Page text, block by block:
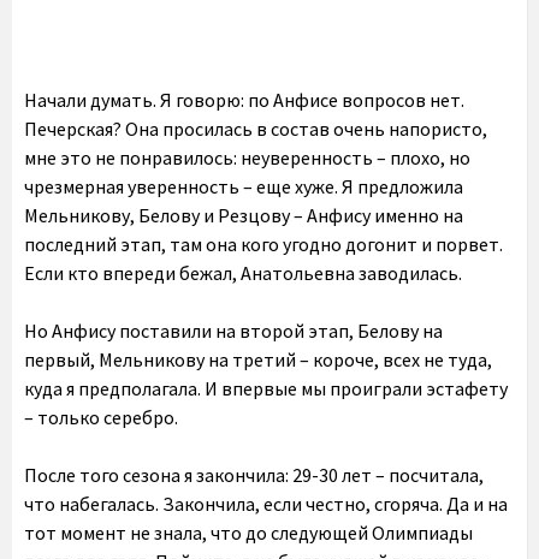
Начали думать. Я говорю: по Анфисе вопросов нет.
Печерская? Она просилась в состав очень напористо,
мне это не понравилось: неуверенность – плохо, но
чрезмерная уверенность – еще хуже. Я предложила
Мельникову, Белову и Резцову – Анфису именно на
последний этап, там она кого угодно догонит и порвет.
Если кто впереди бежал, Анатольевна заводилась.
Но Анфису поставили на второй этап, Белову на
первый, Мельникову на третий – короче, всех не туда,
куда я предполагала. И впервые мы проиграли эстафету
– только серебро.
После того сезона я закончила: 29-30 лет – посчитала,
что набегалась. Закончила, если честно, сгоряча. Да и на
тот момент не знала, что до следующей Олимпиады